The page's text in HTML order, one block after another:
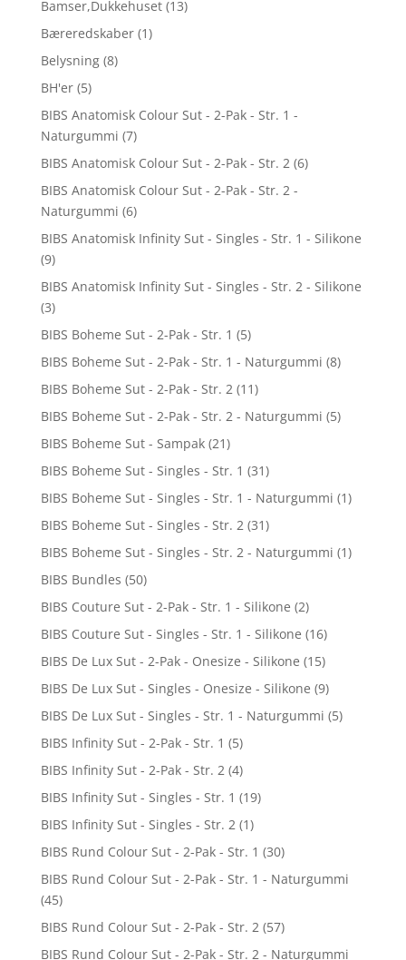
Bamser,Dukkehuset (13)
Bæreredskaber (1)
Belysning (8)
BH'er (5)
BIBS Anatomisk Colour Sut - 2-Pak - Str. 1 -
Naturgummi (7)
BIBS Anatomisk Colour Sut - 2-Pak - Str. 2 (6)
BIBS Anatomisk Colour Sut - 2-Pak - Str. 2 -
Naturgummi (6)
BIBS Anatomisk Infinity Sut - Singles - Str. 1 - Silikone
(9)
BIBS Anatomisk Infinity Sut - Singles - Str. 2 - Silikone
(3)
BIBS Boheme Sut - 2-Pak - Str. 1 (5)
BIBS Boheme Sut - 2-Pak - Str. 1 - Naturgummi (8)
BIBS Boheme Sut - 2-Pak - Str. 2 (11)
BIBS Boheme Sut - 2-Pak - Str. 2 - Naturgummi (5)
BIBS Boheme Sut - Sampak (21)
BIBS Boheme Sut - Singles - Str. 1 (31)
BIBS Boheme Sut - Singles - Str. 1 - Naturgummi (1)
BIBS Boheme Sut - Singles - Str. 2 (31)
BIBS Boheme Sut - Singles - Str. 2 - Naturgummi (1)
BIBS Bundles (50)
BIBS Couture Sut - 2-Pak - Str. 1 - Silikone (2)
BIBS Couture Sut - Singles - Str. 1 - Silikone (16)
BIBS De Lux Sut - 2-Pak - Onesize - Silikone (15)
BIBS De Lux Sut - Singles - Onesize - Silikone (9)
BIBS De Lux Sut - Singles - Str. 1 - Naturgummi (5)
BIBS Infinity Sut - 2-Pak - Str. 1 (5)
BIBS Infinity Sut - 2-Pak - Str. 2 (4)
BIBS Infinity Sut - Singles - Str. 1 (19)
BIBS Infinity Sut - Singles - Str. 2 (1)
BIBS Rund Colour Sut - 2-Pak - Str. 1 (30)
BIBS Rund Colour Sut - 2-Pak - Str. 1 - Naturgummi
(45)
BIBS Rund Colour Sut - 2-Pak - Str. 2 (57)
BIBS Rund Colour Sut - 2-Pak - Str. 2 - Naturgummi